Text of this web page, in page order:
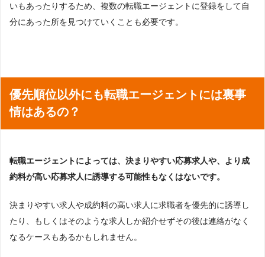
いもあったりするため、複数の転職エージェントに登録をして自
分にあった所を見つけていくことも必要です。
優先順位以外にも転職エージェントには裏事
情はあるの？
転職エージェントによっては、決まりやすい応募求人や、より成
約料が高い応募求人に誘導する可能性もなくはないです。
決まりやすい求人や成約料の高い求人に求職者を優先的に誘導し
たり、もしくはそのような求人しか紹介せずその後は連絡がなく
なるケースもあるかもしれません。